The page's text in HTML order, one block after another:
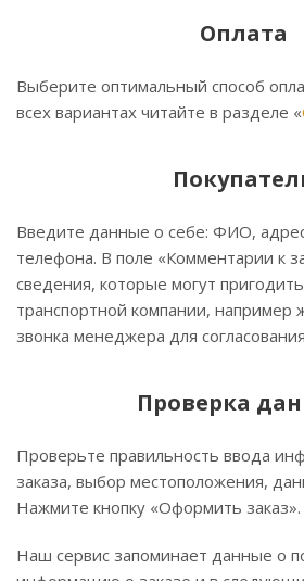
Оплата
Выберите оптимальный способ
всех вариантах читайте в разделе «
Введите данные о себе: ФИО,
телефона. В поле «Комментарии к
сведения, которые могут
транспортной компании, например
звонка менеджера для
Проверка
Проверьте правильность ввода
заказа, выбор местоположения,
Нажмите кнопку «Оформить заказ».
Наш сервис запоминает данные о